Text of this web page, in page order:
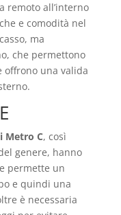
remoto all’interno
e comodità nel
ma
che permettono
offrono una valida
Metro C, così
genere, hanno
permette un
e quindi una
è necessaria